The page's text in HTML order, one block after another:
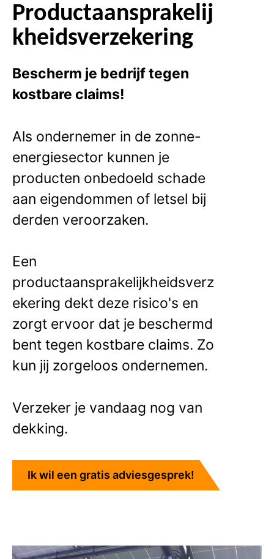
Productaansprakelij
kheidsverzekering
Bescherm je bedrijf tegen
kostbare claims!
Als ondernemer in de zonne-
energiesector kunnen je
producten onbedoeld schade
aan eigendommen of letsel bij
derden veroorzaken.
Een
productaansprakelijkheidsverz
ekering dekt deze risico's en
zorgt ervoor dat je beschermd
bent tegen kostbare claims. Zo
kun jij zorgeloos ondernemen.
Verzeker je vandaag nog van
dekking.
Ik wil een gratis adviesgesprek!